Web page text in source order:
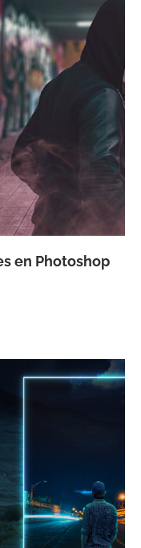
en Photoshop